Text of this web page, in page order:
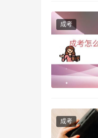
山东省成人
收费单位
江西
学费及其他费
成考
成考